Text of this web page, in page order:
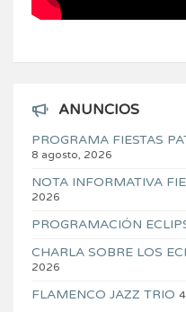
ANUNCIOS
PROGRAMA FIESTAS
8 agosto, 2026
NOTA INFORMATIVA
2026
PROGRAMACIÓN
CHARLA SOBRE LOS
2026
FLAMENCO JAZZ TRIO